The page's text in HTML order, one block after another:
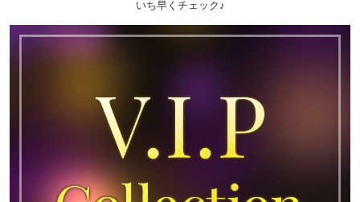
いち早くチェック♪